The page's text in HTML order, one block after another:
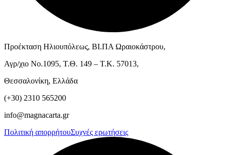
Προέκταση Ηλιουπόλεως, ΒΙ.ΠΑ Ωραιοκάστρου,
Αγρ/χιο Νο.1095, Τ.Θ. 149 – Τ.Κ. 57013,
Θεσσαλονίκη, Ελλάδα
(+30) 2310 565200
info@magnacarta.gr
Πολιτική απορρήτουΣυχνές ερωτήσεις